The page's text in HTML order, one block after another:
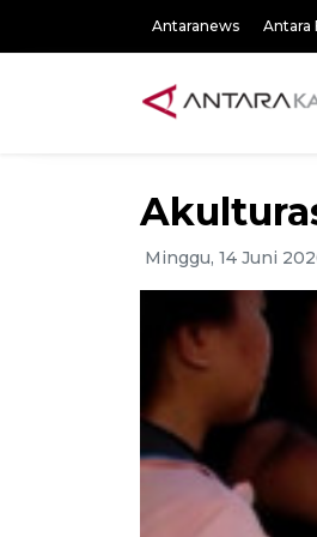
Antaranews Antara
Minggu, 14 Juni